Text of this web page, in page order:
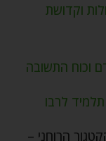
וקדושת
וכוח התשובה
לרבו
הרוחני –